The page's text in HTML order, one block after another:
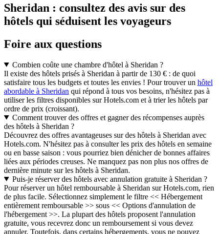
Sheridan : consultez des avis sur des
hôtels qui séduisent les voyageurs
Foire aux questions
Combien coûte une chambre d'hôtel à Sheridan ?
Il existe des hôtels prisés à Sheridan à partir de 130 € : de quoi
satisfaire tous les budgets et toutes les envies ! Pour trouver un hôtel
abordable à Sheridan qui répond à tous vos besoins, n'hésitez pas à
utiliser les filtres disponibles sur Hotels.com et à trier les hôtels par
ordre de prix (croissant).
Comment trouver des offres et gagner des récompenses auprès
des hôtels à Sheridan ?
Découvrez des offres avantageuses sur des hôtels à Sheridan avec
Hotels.com. N'hésitez pas à consulter les prix des hôtels en semaine
ou en basse saison : vous pourriez bien dénicher de bonnes affaires
liées aux périodes creuses. Ne manquez pas non plus nos offres de
dernière minute sur les hôtels à Sheridan.
Puis-je réserver des hôtels avec annulation gratuite à Sheridan ?
Pour réserver un hôtel remboursable à Sheridan sur Hotels.com, rien
de plus facile. Sélectionnez simplement le filtre << Hébergement
entièrement remboursable >> sous << Options d'annulation de
l'hébergement >>. La plupart des hôtels proposent l'annulation
gratuite, vous recevrez donc un remboursement si vous devez
annuler. Toutefois, dans certains hébergements, vous ne pouvez